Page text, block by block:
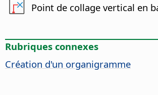
Point de collage vertical en
Rubriques connexes
Création d'un organigramme